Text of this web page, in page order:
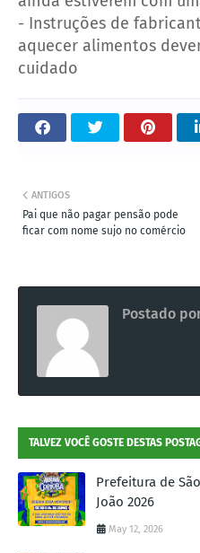
- Instruções de
aquecer alimentos
cuidado
ANTIGOS
Pai que não pagar pensão pode
ficar com nome sujo no comércio
Postado
TALVEZ VOCÊ GOSTE DESTAS
Prefeitura de
João 2026
May 12, 2026